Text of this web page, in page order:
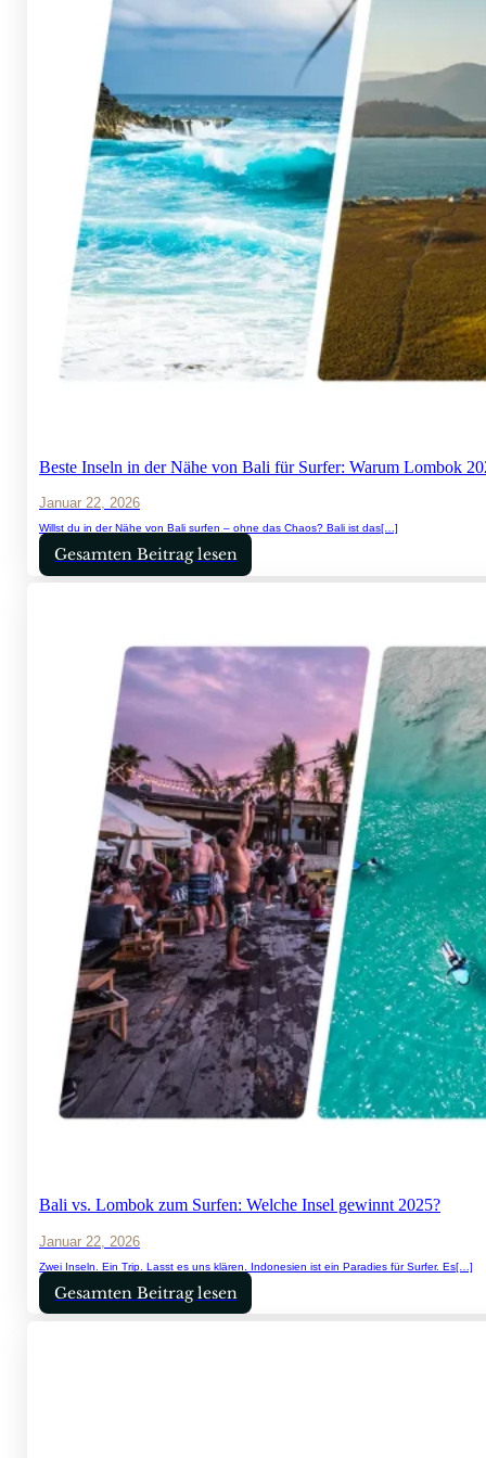
Beste Inseln in der Nähe von Bali für Surfer: Warum Lombok
Januar 22, 2026
Willst du in der Nähe von Bali surfen – ohne das Chaos? Bali ist das[…]
Gesamten Beitrag lesen
Bali vs. Lombok zum Surfen: Welche Insel gewinnt 2025?
Januar 22, 2026
Zwei Inseln. Ein Trip. Lasst es uns klären. Indonesien ist ein Paradies für Surfer. Es[…]
Gesamten Beitrag lesen